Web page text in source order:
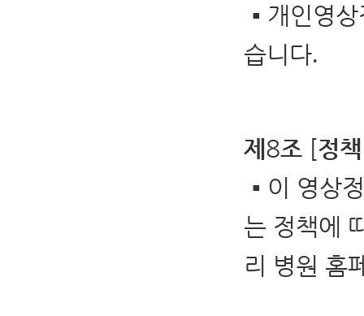
▪ 개인영
습니다.
제 8조 [정
▪ 이 영상
는 정책에
리 병원 홈